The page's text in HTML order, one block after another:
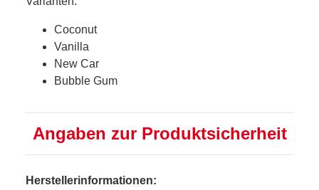
Coconut
Vanilla
New Car
Bubble Gum
Angaben zur Produktsicherheit
Herstellerinformationen: